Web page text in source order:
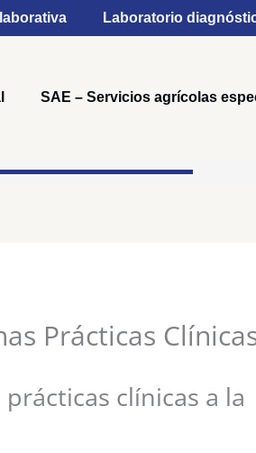
Laboratorio
SAE – Servicios agrícolas
Prácticas
clínicas a la